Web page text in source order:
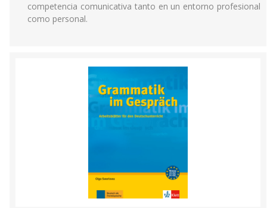
competencia comunicativa tanto en un entorno profesional
como personal.